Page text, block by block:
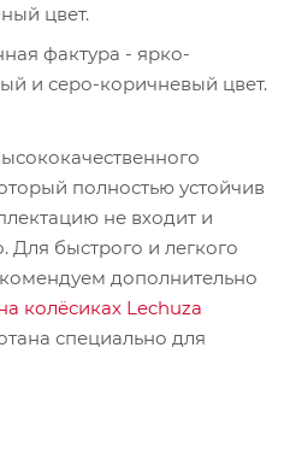
цвет.
фактура - ярко-
и серо-коричневый цвет.
полностью устойчив
не входит и
Для быстрого и легкого
дополнительно
колёсиках Lechuza
специально для